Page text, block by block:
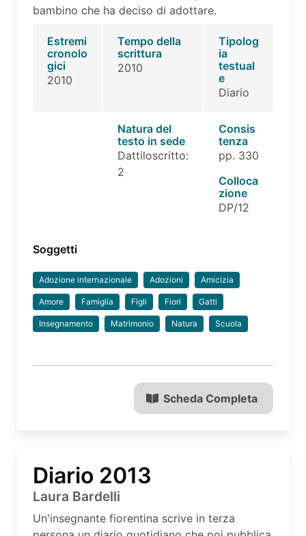
bambino che ha deciso di adottare.
Estremi
cronolo
gici
2010
Tempo della
scrittura
2010
Tipolog
ia
testual
e
Diario
Natura del
testo in sede
Dattiloscritto:
2
Consis
tenza
pp. 330
Colloca
zione
DP/12
Soggetti
Adozione internazionale Adozioni Amicizia
Amore Famiglia Figli Fiori Gatti
Insegnamento Matrimonio Natura Scuola
Scheda Completa
Diario 2013
Laura Bardelli
Un'insegnante fiorentina scrive in terza